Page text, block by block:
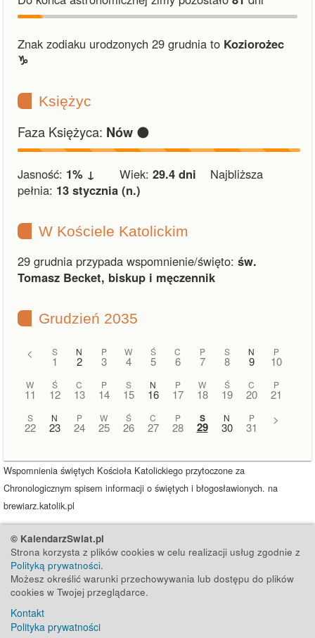
Znak zodiaku urodzonych 29 grudnia to Koziorożec
♑︎
Księżyc
Faza Księżyca: Nów 🌑
Jasność: 1% ↓ Wiek: 29.4 dni Najbliższa
pełnia: 13 stycznia (n.)
W Kościele Katolickim
29 grudnia przypada wspomnienie/święto: św.
Tomasz Becket, biskup i męczennik
Grudzień 2035
< S
1
N
2
P
3
W
4
Ś
5
C
6
P
7
S
8
N
9
P
10
W
11
Ś
12
C
13
P
14
S
15
N
16
P
17
W
18
Ś
19
C
20
P
21
S
22
N
23
P
24
W
25
Ś
26
C
27
P
28
S
29
N
30
P
31
>
Wspomnienia świętych Kościoła Katolickiego przytoczone za
Chronologicznym spisem informacji o świętych i błogosławionych. na
brewiarz.katolik.pl
© KalendarzSwiat.pl
Strona korzysta z plików cookies w celu realizacji usług zgodnie z
Polityką prywatności.
Możesz określić warunki przechowywania lub dostępu do plików
cookies w Twojej przeglądarce.
Kontakt
Polityka prywatności